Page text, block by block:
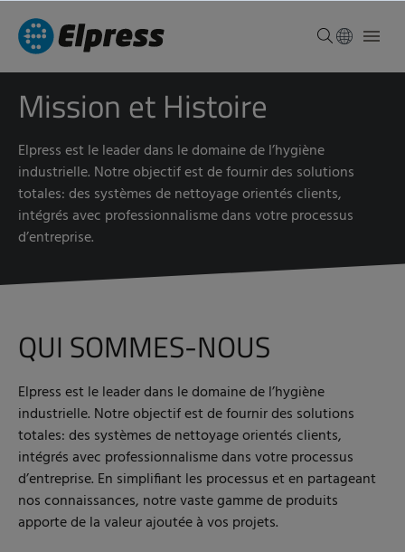
Mission et Histoire
Elpress est le leader dans le domaine de l’hygiène
industrielle. Notre objectif est de fournir des solutions
totales: des systèmes de nettoyage orientés clients,
intégrés avec professionnalisme dans votre processus
d’entreprise.
QUI SOMMES-NOUS
Elpress est le leader dans le domaine de l’hygiène
industrielle. Notre objectif est de fournir des solutions
totales: des systèmes de nettoyage orientés clients,
intégrés avec professionnalisme dans votre processus
d’entreprise. En simplifiant les processus et en partageant
nos connaissances, notre vaste gamme de produits
apporte de la valeur ajoutée à vos projets.